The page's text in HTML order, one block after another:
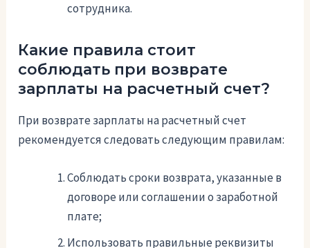
сотрудника.
Какие правила стоит
соблюдать при возврате
зарплаты на расчетный счет?
При возврате зарплаты на расчетный счет
рекомендуется следовать следующим правилам:
Соблюдать сроки возврата, указанные в
договоре или соглашении о заработной
плате;
Использовать правильные реквизиты